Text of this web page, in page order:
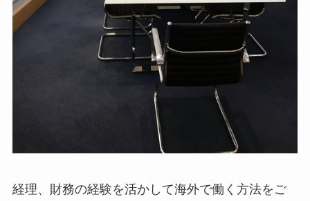
経理、財務の経験を活かして海外で働く方法をご